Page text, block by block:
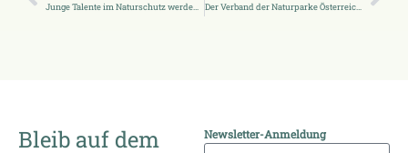
Junge Talente im Naturschutz werden gefördert – jetzt Abschlussarbeiten einreichen Der Verband der Naturparke Österreichs ist umgezogen
Bleib auf dem
Newsletter-Anmeldung